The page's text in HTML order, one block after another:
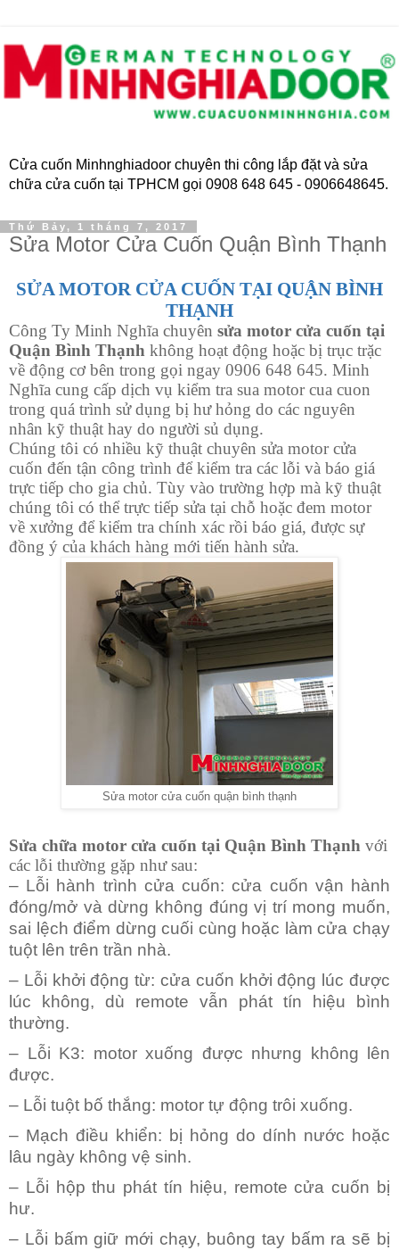
Cửa cuốn Minhnghiadoor chuyên thi công lắp đặt và sửa
chữa cửa cuốn tại TPHCM gọi 0908 648 645 - 0906648645.
Thứ Bảy, 1 tháng 7, 2017
Sửa Motor Cửa Cuốn Quận Bình Thạnh
SỬA MOTOR CỬA CUỐN TẠI QUẬN BÌNH
THẠNH
Công Ty Minh Nghĩa chuyên sửa motor cửa cuốn tại
Quận Bình Thạnh không hoạt động hoặc bị trục trặc
về động cơ bên trong gọi ngay 0906 648 645. Minh
Nghĩa cung cấp dịch vụ kiểm tra sua motor cua cuon
trong quá trình sử dụng bị hư hỏng do các nguyên
nhân kỹ thuật hay do người sủ dụng.
Chúng tôi có nhiều kỹ thuật chuyên sửa motor cửa
cuốn đến tận công trình để kiểm tra các lỗi và báo giá
trực tiếp cho gia chủ. Tùy vào trường hợp mà kỹ thuật
chúng tôi có thể trực tiếp sửa tại chỗ hoặc đem motor
về xưởng để kiểm tra chính xác rồi báo giá, được sự
đồng ý của khách hàng mới tiến hành sửa.
Sửa motor cửa cuốn quận bình thạnh
Sửa chữa motor cửa cuốn tại Quận Bình Thạnh với
các lỗi thường gặp như sau:
– Lỗi hành trình cửa cuốn: cửa cuốn vận hành
đóng/mở và dừng không đúng vị trí mong muốn,
sai lệch điểm dừng cuối cùng hoặc làm cửa chạy
tuột lên trên trần nhà.
– Lỗi khởi động từ: cửa cuốn khởi động lúc được
lúc không, dù remote vẫn phát tín hiệu bình
thường.
– Lỗi K3: motor xuống được nhưng không lên
được.
– Lỗi tuột bố thắng: motor tự động trôi xuống.
– Mạch điều khiển: bị hỏng do dính nước hoặc
lâu ngày không vệ sinh.
– Lỗi hộp thu phát tín hiệu, remote cửa cuốn bị
hư.
– Lỗi bấm giữ mới chạy, buông tay bấm ra sẽ bị